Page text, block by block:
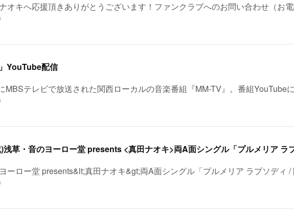
オキへ応援頂きありがとうございます！ファンクラブへのお問い合わせ（お
YouTube配信
MBSテレビで放送された関西ローカルの音楽番組『MM-TV』。番組YouTube
ーロー堂 presents&lt;真田ナオキ&gt;両A面シングル「プルメリア ラプソディ